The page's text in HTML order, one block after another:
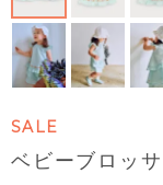
SALE
ベビーブロッ